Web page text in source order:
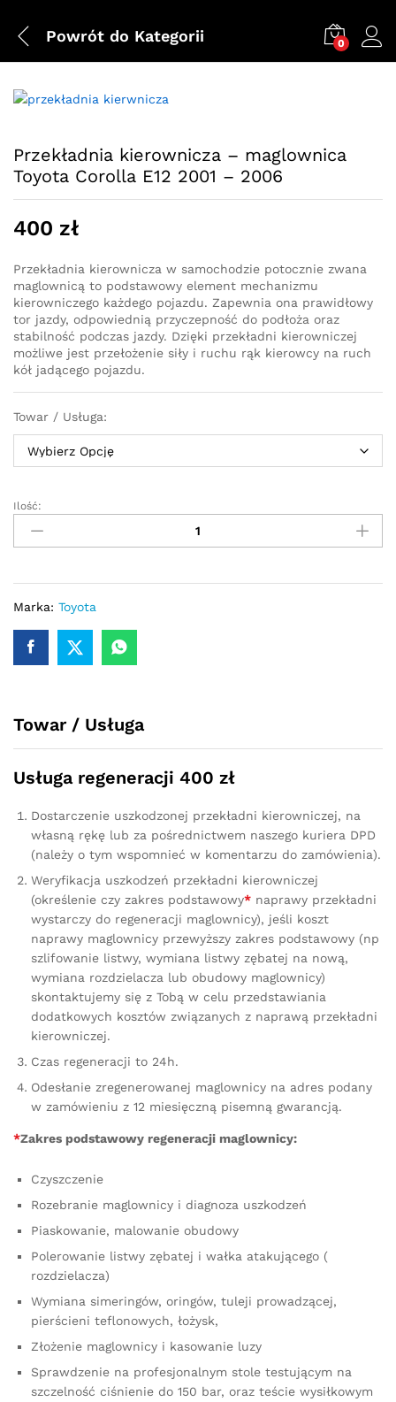
Powrót do Kategorii 0
Przekładnia kierownicza – maglownica
Toyota Corolla E12 2001 – 2006
400 zł
Przekładnia kierownicza w samochodzie potocznie zwana
maglownicą to podstawowy element mechanizmu
kierowniczego każdego pojazdu. Zapewnia ona prawidłowy
tor jazdy, odpowiednią przyczepność do podłoża oraz
stabilność podczas jazdy. Dzięki przekładni kierowniczej
możliwe jest przełożenie siły i ruchu rąk kierowcy na ruch
kół jadącego pojazdu.
Towar / Usługa:
Przekładnia
kierownicza
-
Toyota
Corolla
2001
-
Ilość:
Marka: Toyota
Towar / Usługa
Usługa regeneracji 400 zł
Dostarczenie uszkodzonej przekładni kierowniczej, na
własną rękę lub za pośrednictwem naszego kuriera DPD
(należy o tym wspomnieć w komentarzu do zamówienia).
Weryfikacja uszkodzeń przekładni kierowniczej
(określenie czy zakres podstawowy* naprawy przekładni
wystarczy do regeneracji maglownicy), jeśli koszt
naprawy maglownicy przewyższy zakres podstawowy (np
szlifowanie listwy, wymiana listwy zębatej na nową,
wymiana rozdzielacza lub obudowy maglownicy)
skontaktujemy się z Tobą w celu przedstawiania
dodatkowych kosztów związanych z naprawą przekładni
kierowniczej.
Czas regeneracji to 24h.
Odesłanie zregenerowanej maglownicy na adres podany
w zamówieniu z 12 miesięczną pisemną gwarancją.
*Zakres podstawowy regeneracji maglownicy:
Czyszczenie
Rozebranie maglownicy i diagnoza uszkodzeń
Piaskowanie, malowanie obudowy
Polerowanie listwy zębatej i wałka atakującego (
rozdzielacza)
Wymiana simeringów, oringów, tuleji prowadzącej,
pierścieni teflonowych, łożysk,
Złożenie maglownicy i kasowanie luzy
Sprawdzenie na profesjonalnym stole testującym na
szczelność ciśnienie do 150 bar, oraz teście wysiłkowym